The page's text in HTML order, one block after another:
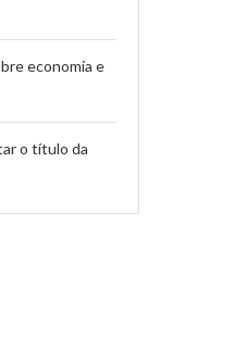
economia e
o título da